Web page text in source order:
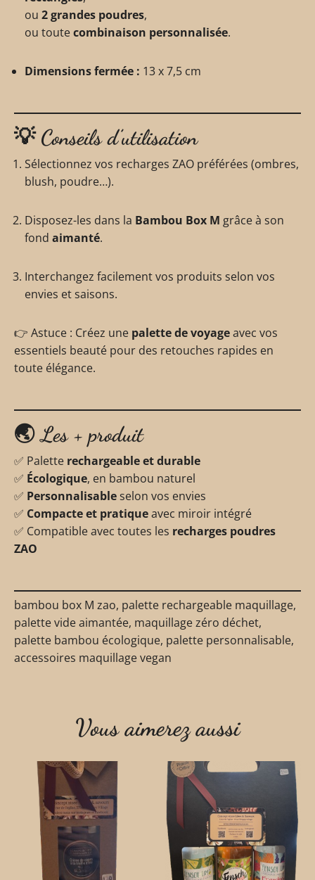
ou 2 grandes poudres,
ou toutecombinaison personnalisée.
Dimensions fermée : 13 x 7,5 cm
💡Conseils d’utilisation
Sélectionnez vos recharges ZAO préférées (ombres,
blush, poudre…).
Disposez-les dans la Bambou Box M grâce à son
fond aimanté.
Interchangez facilement vos produits selon vos
envies et saisons.
👉 Astuce : Créez une palette de voyageavec vos
essentiels beauté pour des retouches rapides en
toute élégance.
🌏Les + produit
✅ Palette rechargeable et durable
✅ Écologique, en bambou naturel
✅ Personnalisableselon vos envies
✅ Compacte et pratiqueavec miroir intégré
✅ Compatible avec toutes les recharges poudres
ZAO
bambou box M zao, palette rechargeable maquillage,
palette vide aimantée, maquillage zéro déchet,
palette bambou écologique, palette personnalisable,
accessoires maquillage vegan
Vous aimerez aussi